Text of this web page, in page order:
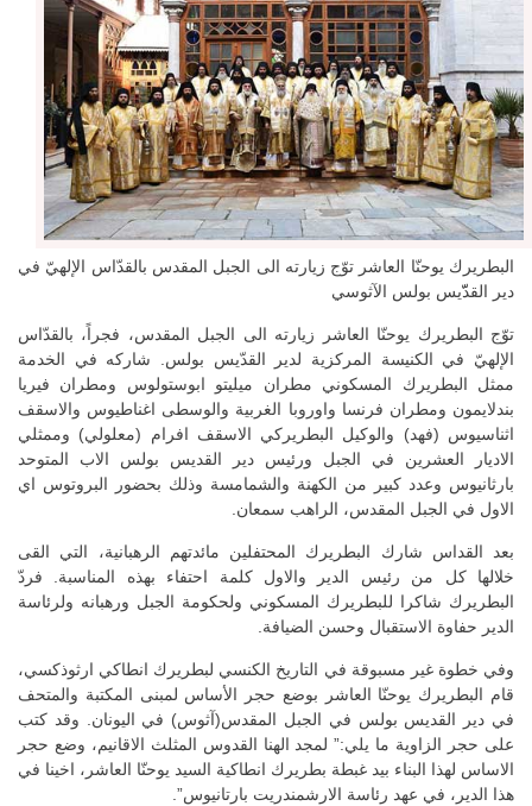
البطريرك يوحنّا العاشر توّج زيارته الى الجبل المقدس بالقدّاس الإلهيّ في
دير القدّّيس بولس الآثوسي
توّج البطريرك يوحنّا العاشر زيارته الى الجبل المقدس، فجراً، بالقدّاس
الإلهيّ في الكنيسة المركزية لدير القدّيس بولس. شاركه في الخدمة
ممثل البطريرك المسكوني مطران ميليتو ابوستولوس ومطران فيريا
بندلايمون ومطران فرنسا واوروبا الغربية والوسطى اغناطيوس والاسقف
اثناسيوس (فهد) والوكيل البطريركي الاسقف افرام (معلولي) وممثلي
الاديار العشرين في الجبل ورئيس دير القديس بولس الاب المتوحد
بارثانيوس وعدد كبير من الكهنة والشمامسة وذلك بحضور البروتوس اي
الاول في الجبل المقدس، الراهب سمعان.
بعد القداس شارك البطريرك المحتفلين مائدتهم الرهبانية، التي القى
خلالها كل من رئيس الدير والاول كلمة احتفاء بهذه المناسبة. فردّ
البطريرك شاكرا للبطريرك المسكوني ولحكومة الجبل ورهبانه ولرئاسة
الدير حفاوة الاستقبال وحسن الضيافة.
وفي خطوة غير مسبوقة في التاريخ الكنسي لبطريرك انطاكي ارثوذكسي،
قام البطريرك يوحنّا العاشر بوضع حجر الأساس لمبنى المكتبة والمتحف
في دير القديس بولس في الجبل المقدس(آثوس) في اليونان. وقد كتب
على حجر الزاوية ما يلي:” لمجد الهنا القدوس المثلث الاقانيم، وضع حجر
الاساس لهذا البناء بيد غبطة بطريرك انطاكية السيد يوحنّا العاشر، اخينا في
هذا الدير، في عهد رئاسة الارشمندريت بارتانيوس”.